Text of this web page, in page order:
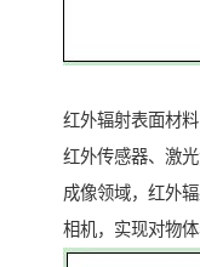
红外辐射表面材
红外传感器、激
成像领域，红外
相机，实现对物